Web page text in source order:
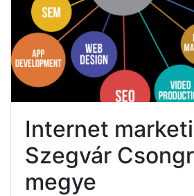
Internet
Szegvár
megye